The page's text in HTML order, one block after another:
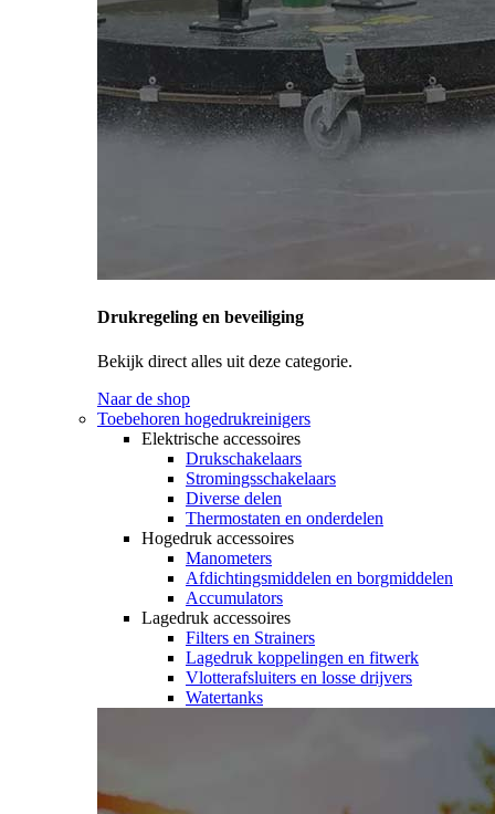
Drukregeling en beveiliging
Bekijk direct alles uit deze categorie.
Naar de shop
Toebehoren hogedrukreinigers
Elektrische accessoires
Drukschakelaars
Stromingsschakelaars
Diverse delen
Thermostaten en onderdelen
Hogedruk accessoires
Manometers
Afdichtingsmiddelen en borgmiddelen
Accumulators
Lagedruk accessoires
Filters en Strainers
Lagedruk koppelingen en fitwerk
Vlotterafsluiters en losse drijvers
Watertanks